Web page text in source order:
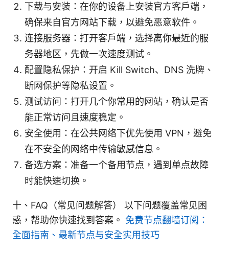
下载与安装：在你的设备上安装官方客户端，
确保来自官方网站下载，以避免恶意软件。
连接服务器：打开客户端，选择离你最近的服
务器地区，先做一次速度测试。
配置隐私保护：开启 Kill Switch、DNS 洗牌、
断网保护等隐私设置。
测试访问：打开几个你常用的网站，确认是否
能正常访问且速度稳定。
安全使用：在公共网络下优先使用 VPN，避免
在不安全的网络中传输敏感信息。
备选方案：准备一个备用节点，遇到单点故障
时能快速切换。
十、FAQ（常见问题解答） 以下问题覆盖常见困
惑，帮助你快速找到答案。 免费节点翻墙订阅：
全面指南、最新节点与安全实用技巧